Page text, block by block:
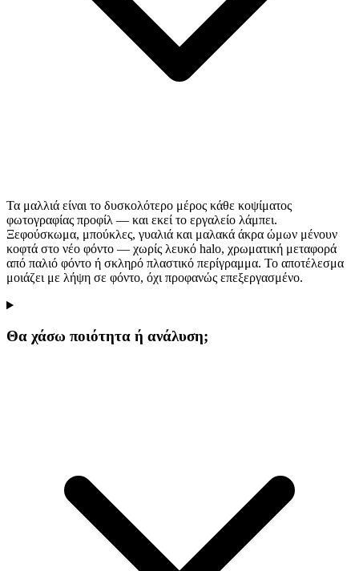
Τα μαλλιά είναι το δυσκολότερο μέρος κάθε κοψίματος
φωτογραφίας προφίλ — και εκεί το εργαλείο λάμπει.
Ξεφούσκωμα, μπούκλες, γυαλιά και μαλακά άκρα ώμων μένουν
κοφτά στο νέο φόντο — χωρίς λευκό halo, χρωματική μεταφορά
από παλιό φόντο ή σκληρό πλαστικό περίγραμμα. Το αποτέλεσμα
μοιάζει με λήψη σε φόντο, όχι προφανώς επεξεργασμένο.
Θα χάσω ποιότητα ή ανάλυση;